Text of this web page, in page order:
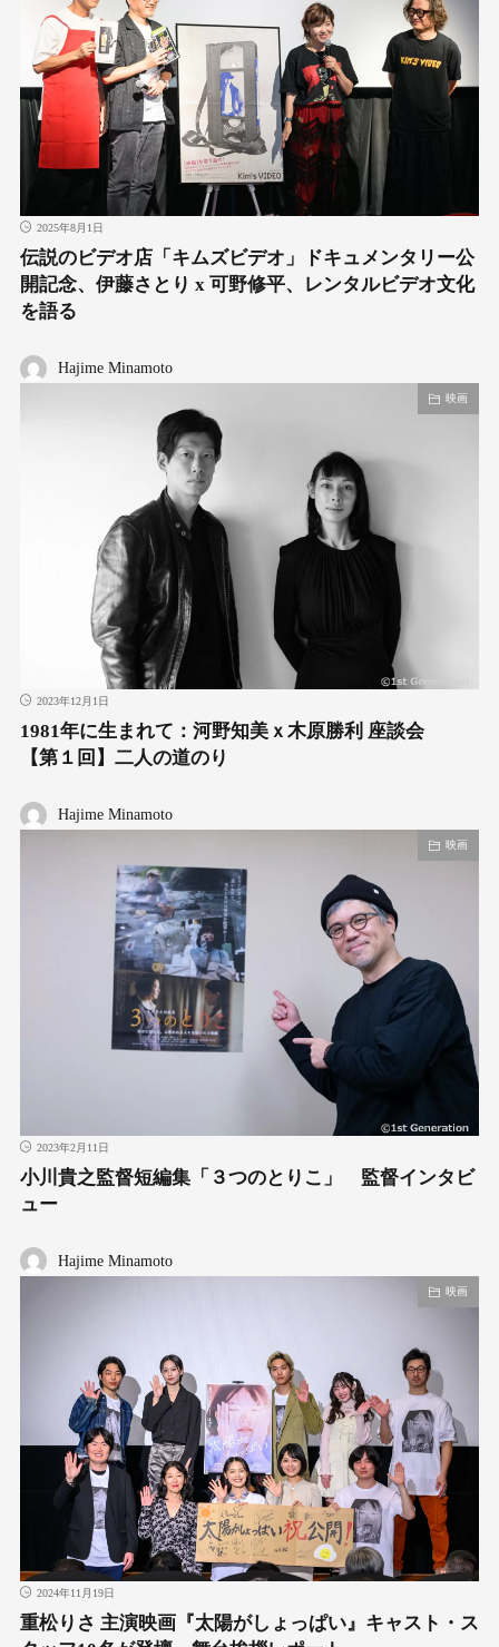
2025年8月1日
伝説のビデオ店「キムズビデオ」ドキュメンタリー公
開記念、伊藤さとり x 可野修平、レンタルビデオ文化
を語る
Hajime Minamoto
映画
2023年12月1日
1981年に生まれて：河野知美ｘ木原勝利 座談会
【第１回】二人の道のり
Hajime Minamoto
映画
2023年2月11日
小川貴之監督短編集「３つのとりこ」 監督インタビ
ュー
Hajime Minamoto
映画
2024年11月19日
重松りさ 主演映画『太陽がしょっぱい』キャスト・ス